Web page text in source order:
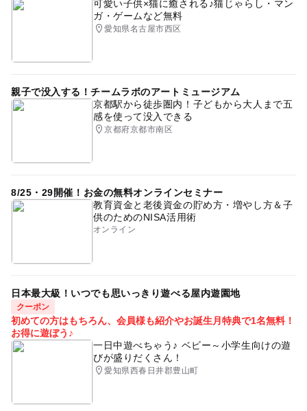
可愛い子供×猫に癒される♪猫じゃらし・マン
ガ・ゲームなど無料
愛知県名古屋市西区
親子で没入する！チームラボのアートミュージアム
京都駅から徒歩圏内！子どもから大人まで五
感を使って没入できる
京都府京都市南区
8/25・29開催！お金の無料オンラインセミナー
教育資金と老後資金の貯め方・増やし方＆子
供のためのNISA活用術
オンライン
日本最大級！いつでも思いっきり遊べる屋内遊園地
クーポン
初めての方はもちろん、会員様も紹介やお誕生月特典で1名無料！
お得に遊ぼう♪
一日中遊べちゃう♪ ベビー～小学生向けの遊
びが盛りだくさん！
愛知県西春日井郡豊山町